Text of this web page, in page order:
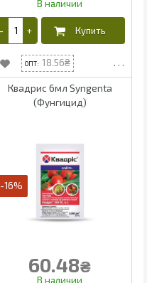
18.56
Квадрис 6мл Syngenta
(Фунгицид)
-16%
60.48₴